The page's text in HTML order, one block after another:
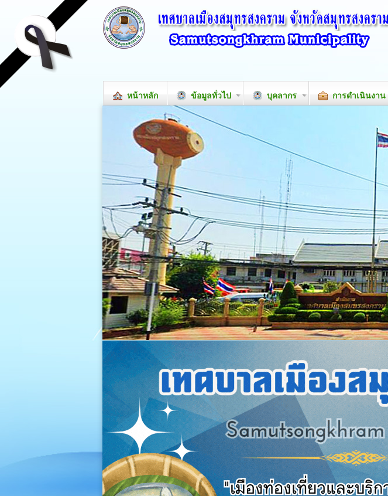
หน้าหลัก ข้อมูลทั่วไป บุคลากร การดำเนินงาน